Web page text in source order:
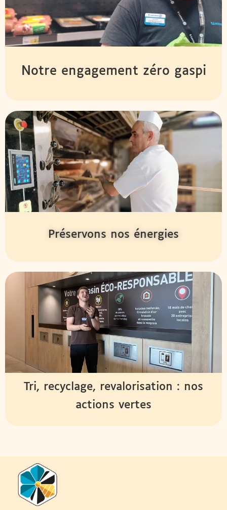
Notre engagement zéro gaspi
Préservons nos énergies
Tri, recyclage, revalorisation : nos
actions vertes